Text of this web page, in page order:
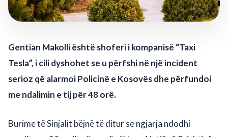
Gentian Makolli është shoferi i kompanisë “Taxi
Tesla”, i cili dyshohet se u përfshi në një incident
serioz që alarmoi Policinë e Kosovës dhe përfundoi
me ndalimin e tij për 48 orë.
Burime të Sinjalit bëjnë të ditur se ngjarja ndodhi